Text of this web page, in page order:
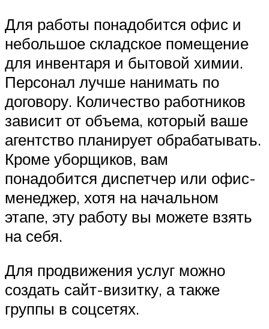
Для работы понадобится офис и
небольшое складское помещение
для инвентаря и бытовой химии.
Персонал лучше нанимать по
договору. Количество работников
зависит от объема, который ваше
агентство планирует обрабатывать.
Кроме уборщиков, вам
понадобится диспетчер или офис-
менеджер, хотя на начальном
этапе, эту работу вы можете взять
на себя.
Для продвижения услуг можно
создать сайт-визитку, а также
группы в соцсетях.